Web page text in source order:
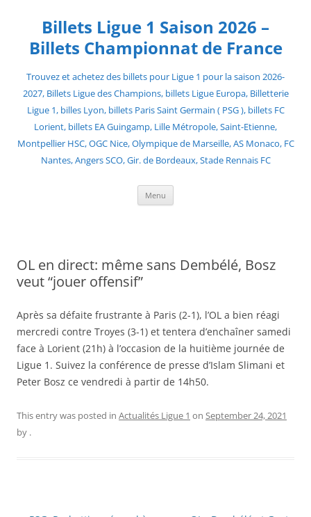
contentBillets Ligue 1 Saison 2026 –
Billets Championnat de France
Trouvez et achetez des billets pour Ligue 1 pour la saison 2026-
2027, Billets Ligue des Champions, billets Ligue Europa, Billetterie
Ligue 1, billes Lyon, billets Paris Saint Germain ( PSG ), billets FC
Lorient, billets EA Guingamp, Lille Métropole, Saint-Etienne,
Montpellier HSC, OGC Nice, Olympique de Marseille, AS Monaco, FC
Nantes, Angers SCO, Gir. de Bordeaux, Stade Rennais FC
Menu
OL en direct: même sans Dembélé, Bosz
veut “jouer offensif”
Après sa défaite frustrante à Paris (2-1), l’OL a bien réagi
mercredi contre Troyes (3-1) et tentera d’enchaîner samedi
face à Lorient (21h) à l’occasion de la huitième journée de
Ligue 1. Suivez la conférence de presse d’Islam Slimani et
Peter Bosz ce vendredi à partir de 14h50.
This entry was posted in Actualités Ligue 1 on September 24, 2021
by .